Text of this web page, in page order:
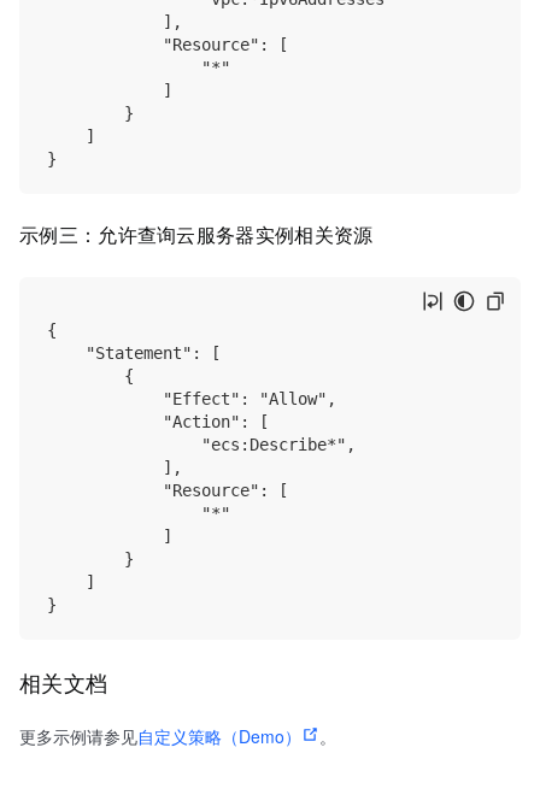
            ],
            "Resource": [
                "*"
            ]
        }
    ]
示例三：允许查询云服务器实例相关资源
{
    "Statement": [
        {
            "Effect": "Allow",
            "Action": [
                "ecs:Describe*",
            ],
            "Resource": [
                "*"
            ]
        }
    ]
相关文档
更多示例请参见自定义策略（Demo） 。